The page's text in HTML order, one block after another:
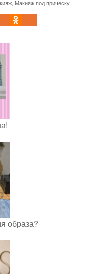
Макияж под прическу
образа?